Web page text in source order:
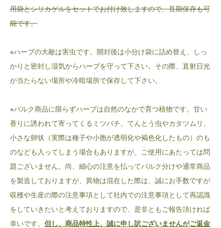
用袋とシリカゲルをセットでお付け致しますので、長期保存も可
能です。
※ハーブの大敵は害虫です。開封後は小分け袋に詰め替え、しっ
かりと密封し湿気からハーブを守って下さい。その際、直射日光
が当たらない場所や冷暗場所で保存して下さい。
※バルク商品に限らずハーブは自然のなかで育つ植物です。甘い
香りに誘われて寄ってくるミツバチ、てんとう虫やカタツムリ、
小さな卵状（実際は種子や小胞が透明化や褐色化したもの）のも
のなども入ってしまう場合もありますが、ご使用にあたっては問
題ございません。尚、細心の注意を払ってバルク分けや通常商品
を製造しておりますが、異物は混在した際は、誠にお手数ですが
収穫や生産の際の注意事項として社内での注意事項として再認識
をしていきたいと考えておりますので、是非ともご報告頂ければ
幸いです。 但し、商品特性上、誠に申し訳ございませんがご返金